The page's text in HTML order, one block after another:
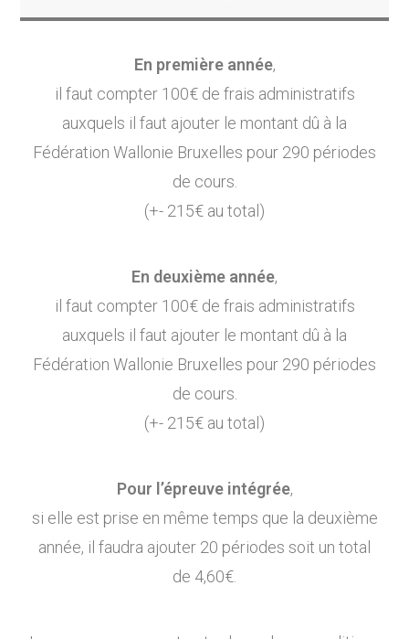
En première année,
il faut compter 100€ de frais administratifs
auxquels il faut ajouter le montant dû à la
Fédération Wallonie Bruxelles pour 290 périodes
de cours.
(+- 215€ au total)
En deuxième année,
il faut compter 100€ de frais administratifs
auxquels il faut ajouter le montant dû à la
Fédération Wallonie Bruxelles pour 290 périodes
de cours.
(+- 215€ au total)
Pour l’épreuve intégrée,
si elle est prise en même temps que la deuxième
année, il faudra ajouter 20 périodes soit un total
de 4,60€.